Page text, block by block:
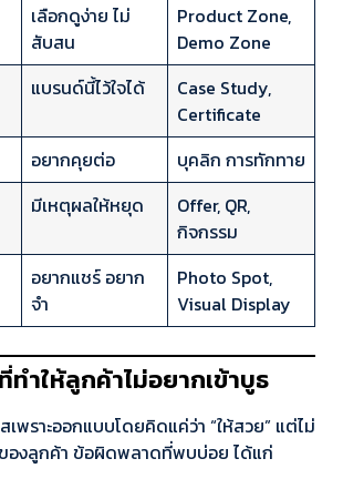
เลือกดูง่าย ไม่
สับสน
Product Zone,
Demo Zone
แบรนด์นี้ไว้ใจได้
Case Study,
Certificate
อยากคุยต่อ
บุคลิก การทักทาย
มีเหตุผลให้หยุด
Offer, QR,
กิจกรรม
อยากแชร์ อยาก
จำ
Photo Spot,
Visual Display
ำให้ลูกค้าไม่อยากเข้าบูธ
เพราะออกแบบโดยคิดแค่ว่า “ให้สวย” แต่ไม่
องลูกค้า ข้อผิดพลาดที่พบบ่อย ได้แก่